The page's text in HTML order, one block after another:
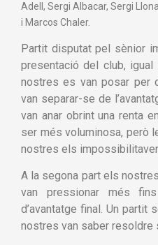
Adell, Sergi Albacar, Sergi
i Marcos Chaler.
Partit disputat pel sènior
presentació del club,
nostres es van posar per
van separar-se de
van anar obrint una renta
ser més voluminosa, però
nostres els
A la segona part els
van pressionar més
d’avantatge final. Un partit
nostres van saber resoldre